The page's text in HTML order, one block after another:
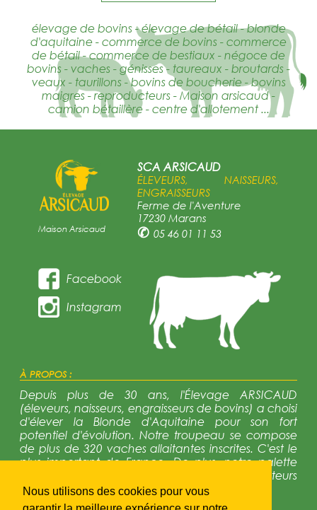
Nous utilisons des cookies pour vous
élevage de bovins - élevage de bétail - blonde
d'aquitaine - commerce de bovins - commerce
de bétail - commerce de bestiaux - négoce de
bovins - vaches - génisses - taureaux - broutards -
veaux - taurillons - bovins de boucherie - bovins
maigres - reproducteurs - Maison arsicaud -
camion bétaillère - centre d'allotement ...
Maison Arsicaud
SCA ARSICAUD
ÉLEVEURS, NAISSEURS,
ENGRAISSEURS
Ferme de l'Aventure
17230 Marans
✆ 05 46 01 11 53
Facebook
Instagram
À PROPOS :
Depuis plus de 30 ans, l'Élevage ARSICAUD
(éleveurs, naisseurs, engraisseurs de bovins) a choisi
d'élever la Blonde d'Aquitaine pour son fort
potentiel d'évolution. Notre troupeau se compose
de plus de 320 vaches allaitantes inscrites. C'est le
plus important de France. De plus, notre palette
génétique est trés diversifiée avec 12 reproducteurs
en activité régulièrement renouvelés.